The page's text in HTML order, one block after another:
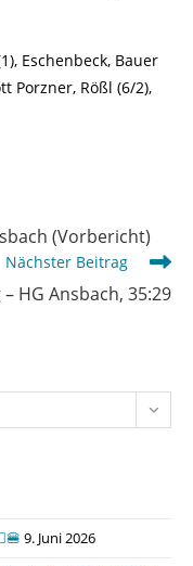
Eschenbeck, Bauer
Porzner, Rößl (6/2),
(Vorbericht)
Nächster Beitrag
HG Ansbach, 35:29
9. Juni 2026